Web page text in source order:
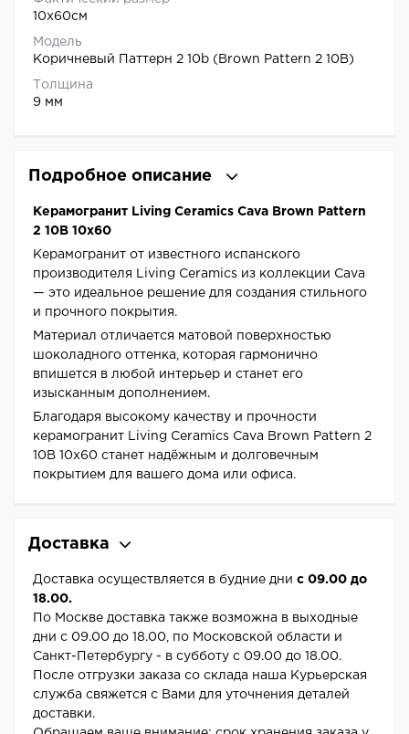
10x60см
Модель
Коричневый Паттерн 2 10b (Brown Pattern 2 10B)
Толщина
9 мм
Подробное описание
Керамогранит Living Ceramics Cava Brown Pattern
2 10B 10x60
Керамогранит от известного испанского
производителя Living Ceramics из коллекции Cava
— это идеальное решение для создания стильного
и прочного покрытия.
Материал отличается матовой поверхностью
шоколадного оттенка, которая гармонично
впишется в любой интерьер и станет его
изысканным дополнением.
Благодаря высокому качеству и прочности
керамогранит Living Ceramics Cava Brown Pattern 2
10B 10x60 станет надёжным и долговечным
покрытием для вашего дома или офиса.
Доставка
Доставка осуществляется в будние дни с 09.00 до
18.00.
По Москве доставка также возможна в выходные
дни с 09.00 до 18.00, по Московской области и
Санкт-Петербургу - в субботу с 09.00 до 18.00.
После отгрузки заказа со склада наша Курьерская
служба свяжется с Вами для уточнения деталей
доставки.